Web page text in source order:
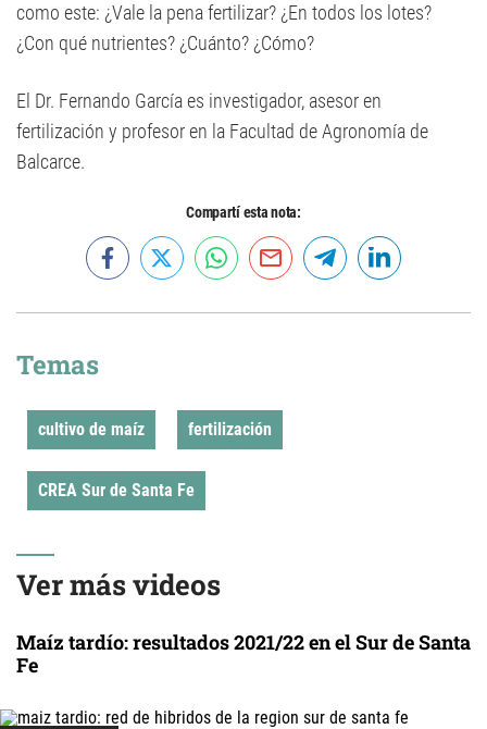
como este: ¿Vale la pena fertilizar? ¿En todos los lotes?
¿Con qué nutrientes? ¿Cuánto? ¿Cómo?
El Dr. Fernando García es investigador, asesor en
fertilización y profesor en la Facultad de Agronomía de
Balcarce.
Compartí esta nota:
Temas
cultivo de maíz fertilización
CREA Sur de Santa Fe
Ver más videos
Maíz tardío: resultados 2021/22 en el Sur de Santa
Fe